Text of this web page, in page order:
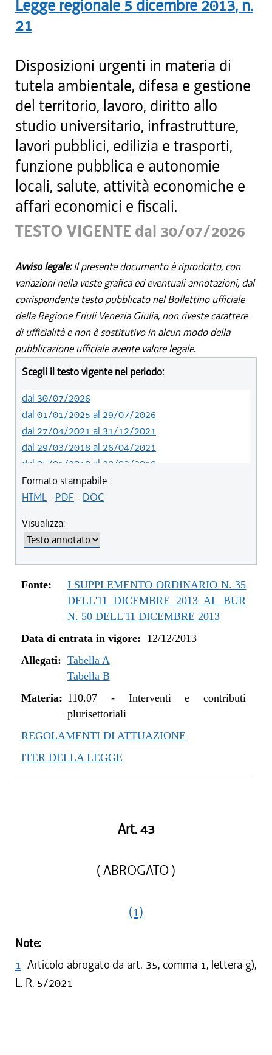
Legge regionale 5 dicembre 2013, n.
21
Disposizioni urgenti in materia di
tutela ambientale, difesa e gestione
del territorio, lavoro, diritto allo
studio universitario, infrastrutture,
lavori pubblici, edilizia e trasporti,
funzione pubblica e autonomie
locali, salute, attività economiche e
affari economici e fiscali.
TESTO VIGENTE dal 30/07/2026
Avviso legale:Il presente documento è riprodotto, con
variazioni nella veste grafica ed eventuali annotazioni, dal
corrispondente testo pubblicato nel Bollettino ufficiale
della Regione Friuli Venezia Giulia, non riveste carattere
di ufficialità e non è sostitutivo in alcun modo della
pubblicazione ufficiale avente valore legale.
Scegli il testo vigente nel periodo:
dal 30/07/2026
dal 01/01/2025 al 29/07/2026
dal 27/04/2021 al 31/12/2021
dal 29/03/2018 al 26/04/2021
dal 05/01/2018 al 28/03/2018
dal 01/01/2018 al 04/01/2018
dal 26/10/2017 al 31/12/2017
dal 15/12/2016 al 14/04/2017
dal 01/01/2016 al 14/12/2016
dal 11/08/2015 al 31/12/2015
dal 21/05/2015 al 10/08/2015
dal 26/02/2015 al 20/05/2015
dal 07/01/2015 al 25/02/2015
dal 06/11/2014 al 19/11/2014
dal 22/05/2014 al 05/11/2014
dal 11/04/2014 al 21/05/2014
dal 28/03/2014 al 10/04/2014
dal 12/12/2013 al 27/03/2014
Formato stampabile:
HTML- PDF - DOC
Visualizza:
Fonte:
I SUPPLEMENTO ORDINARIO N. 35
DELL'11 DICEMBRE 2013 AL BUR
N. 50 DELL'11 DICEMBRE 2013
Data di entrata in vigore: 12/12/2013
Allegati: Tabella A
Tabella B
Materia: 110.07- Interventi e contributi
plurisettoriali
REGOLAMENTI DI ATTUAZIONE
ITER DELLA LEGGE
Art. 43
( ABROGATO )
(1)
Note:
1 Articolo abrogato da art. 35, comma 1, lettera g),
L. R. 5/2021